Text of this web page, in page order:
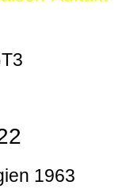
1963